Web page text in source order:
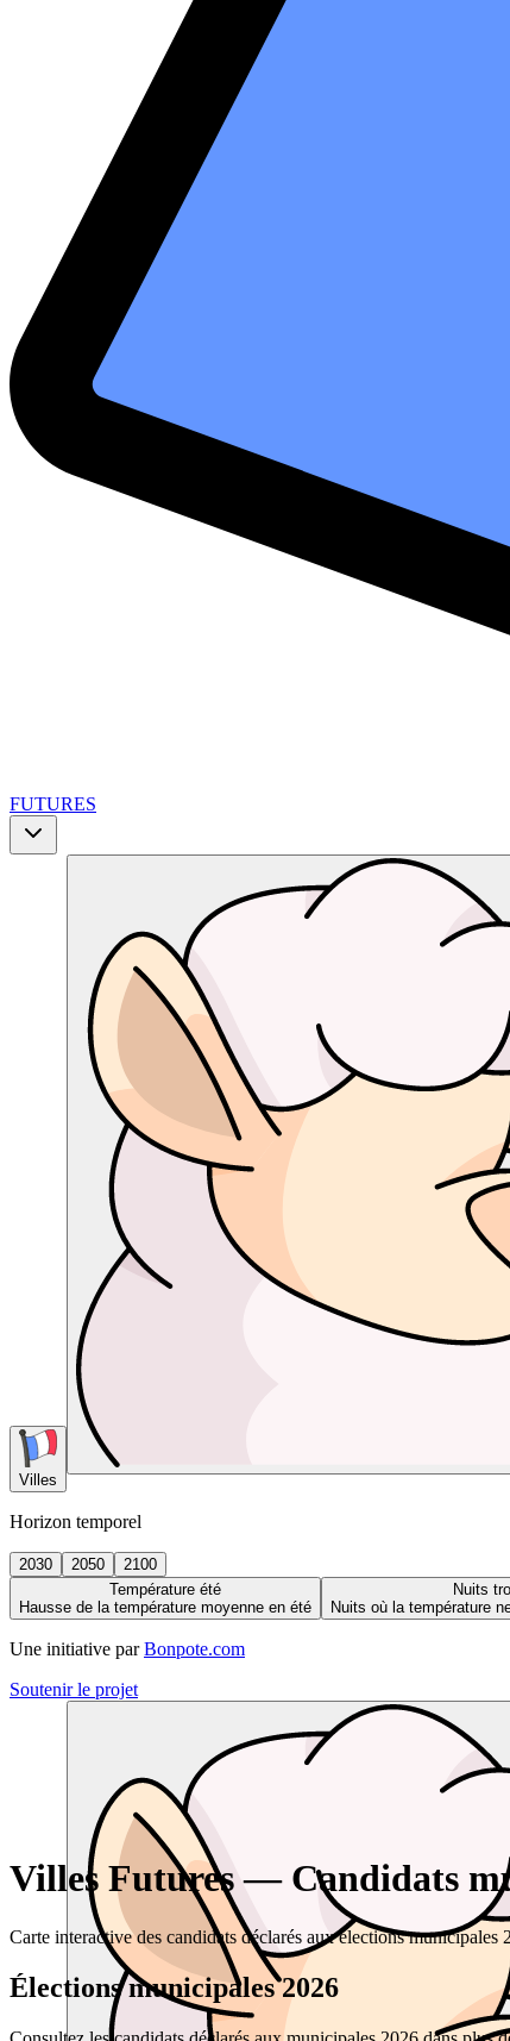
FUTURES
Villes
Horizon temporel
2030 2050
2100
Température été
Hausse de la température moyenne en été
Nuits
Nuits où la température
Une initiative par Bonpote.com
Soutenir le projet
Villes Futures — Candidats
Carte interactive des candidats déclarés aux élections
Élections municipales 2026